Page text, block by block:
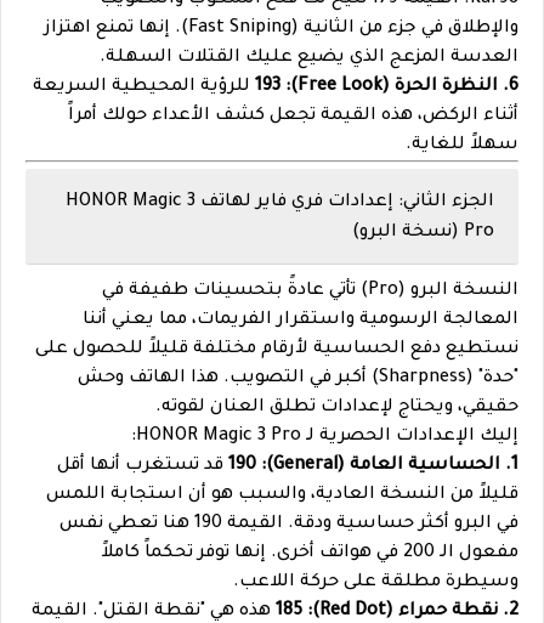
والإطلاق في جزء من الثانية (Fast Sniping). إنها تمنع اهتزاز
العدسة المزعج الذي يضيع عليك القتلات السهلة.
6. النظرة الحرة (Free Look): 193
للرؤية المحيطية السريعة
أثناء الركض، هذه القيمة تجعل كشف الأعداء حولك أمراً
سهلاً للغاية.
الجزء الثاني: إعدادات فري فاير لهاتف HONOR Magic 3
Pro (نسخة البرو)
النسخة البرو (Pro) تأتي عادةً بتحسينات طفيفة في
المعالجة الرسومية واستقرار الفريمات، مما يعني أننا
نستطيع دفع الحساسية لأرقام مختلفة قليلاً للحصول على
"حدة" (Sharpness) أكبر في التصويب. هذا الهاتف وحش
حقيقي، ويحتاج لإعدادات تطلق العنان لقوته.
إليك الإعدادات الحصرية لـ HONOR Magic 3 Pro:
1. الحساسية العامة (General): 190
قد تستغرب أنها أقل
قليلاً من النسخة العادية، والسبب هو أن استجابة اللمس
في البرو أكثر حساسية ودقة. القيمة 190 هنا تعطي نفس
مفعول الـ 200 في هواتف أخرى. إنها توفر تحكماً كاملاً
وسيطرة مطلقة على حركة اللاعب.
2. نقطة حمراء (Red Dot): 185
هذه هي "نقطة القتل". القيمة